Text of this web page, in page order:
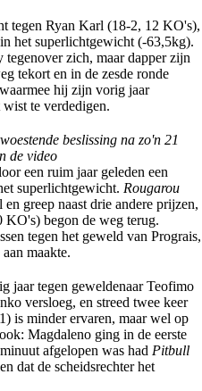
tegen Ryan Karl (18-2, 12 KO's),
het superlichtgewicht (-63,5kg).
tegenover zich, maar dapper zijn
tekort en in de zesde ronde
hij zijn vorig jaar
te verdedigen.
beslissing na zo'n 21
de video
een ruim jaar geleden een
superlichtgewicht. Rougarou
greep naast drie andere prijzen,
KO's) begon de weg terug.
tegen het geweld van Prograis,
maakte.
jaar tegen geweldenaar Teofimo
versloeg, en streed twee keer
is minder ervaren, maar wel op
Magdaleno ging in de eerste
afgelopen was had Pitbull
dat de scheidsrechter het